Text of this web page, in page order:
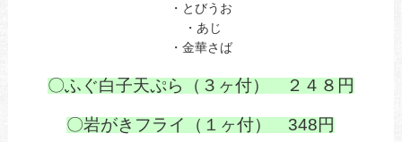
・とびうお
・あじ
・金華さば
〇ふぐ白子天ぷら（３ヶ付） ２４８円
〇岩がきフライ（１ヶ付） 348円